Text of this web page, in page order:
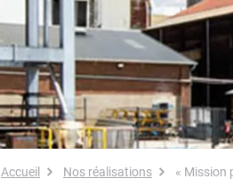
Fil d'Ariane
Accueil Nos réalisations « Mission